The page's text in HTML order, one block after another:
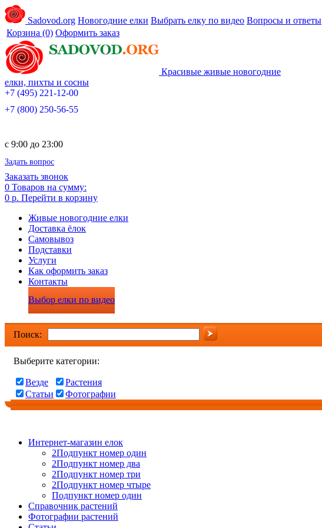
Sadovod.org Новогодние елки Выбрать елку по видео Вопросы и ответы
Корзина (0) Оформить заказ
Красивые живые новогодние
елки, пихты и сосны
+7 (495) 221-12-00
+7 (800) 250-56-55
c 9:00 до 23:00
Задать вопрос
Заказать звонок
0 Товаров на сумму:
0 р. Перейти в корзину
Живые новогодние елки
Доставка ёлок
Самовывоз
Подставки
Услуги
Как оформить заказ
Контакты
Выбор елки по видео
Поиск:
Выберите категории:
Везде
Растения
Статьи
Фотографии
Интернет-магазин елок
2Подпункт номер один
2Подпункт номер два
2Подпункт номер три
2Подпункт номер чтыре
Подпункт номер один
Справочник растений
Фотографии растений